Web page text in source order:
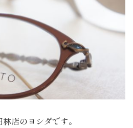
店のヨシダです。